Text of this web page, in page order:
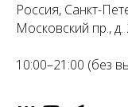
Россия, Санкт-
Московский пр., д.
10:00–21:00 (без